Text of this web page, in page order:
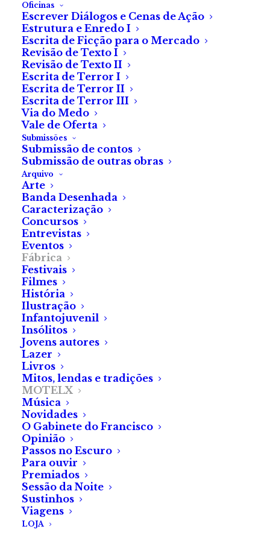
Oficinas
Escrever Diálogos e Cenas de Ação
Estrutura e Enredo I
Escrita de Ficção para o Mercado
Revisão de Texto I
Revisão de Texto II
Escrita de Terror I
Escrita de Terror II
Escrita de Terror III
Via do Medo
Vale de Oferta
Submissões
Submissão de contos
Submissão de outras obras
Arquivo
Arte
Banda Desenhada
Caracterização
Concursos
Entrevistas
Eventos
Fábrica
Festivais
Filmes
História
Ilustração
Infantojuvenil
Insólitos
Jovens autores
Lazer
Livros
Mitos, lendas e tradições
MOTELX
Música
Novidades
O Gabinete do Francisco
Opinião
Passos no Escuro
Para ouvir
Premiados
Sessão da Noite
Sustinhos
Viagens
LOJA
MOTELX 2022:
Balanço e
Agradecimentos
O ânimo da equipa operária
da Fábrica do Terror para a
sua primeira cobertura do
MOTELX era enorme. Um
ânimo justificado, uma vez
que, dentro desta 16.ª edição,
também se faria a
apresentação oficial do nosso
projeto.
Como poderão imaginar — e se não imaginam, dou-
vos aqui a certeza —, todo o processo implicou muito
trabalho. No final, e para não variar, a nossa esmerada
equipa foi além do que lhes poderia ter sido pedido.
Decorridos estes breves, mas atarefados,
dias de festival, vimos:
21 longas-metragens (incluindo as três de produção
nacional);
11 curtas-metragens de animação;
12 curtas-metragens portuguesas;
15 microcurtas (com a respetiva revelação da
premiada).